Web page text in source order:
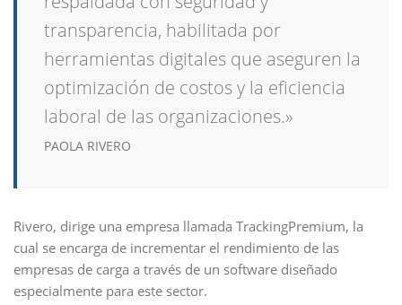
transparencia, habilitada por
herramientas digitales que aseguren la
optimización de costos y la eficiencia
laboral de las organizaciones.»
PAOLA RIVERO
Rivero, dirige una empresa llamada TrackingPremium, la
cual se encarga de incrementar el rendimiento de las
empresas de carga a través de un software diseñado
especialmente para este sector.